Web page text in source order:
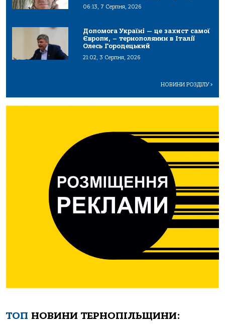
06:13, 7 Серпня, 2026
Допомога Україні — це захист самої
Європи, – тернополянин в Італії
Олесь Городецький
21:02, 3 Серпня, 2026
НОВИНИ РОЗДІЛУ>
ТОП НОВИНИ ТЕРНОПІЛЬЩИНИ: